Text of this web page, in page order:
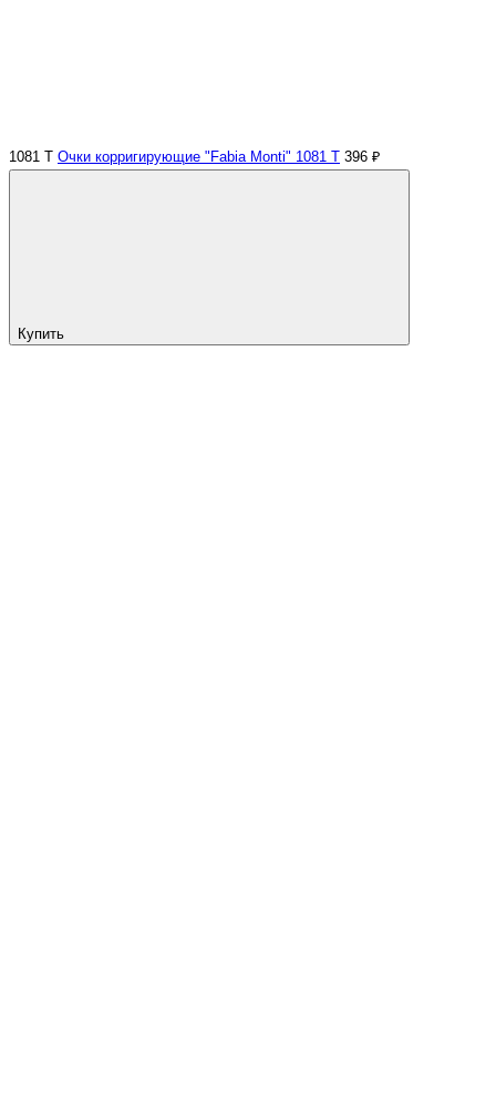
1081 Т Очки корригирующие "Fabia Monti" 1081 Т 396 ₽
Купить